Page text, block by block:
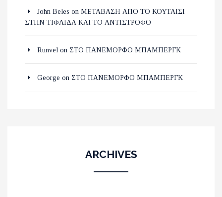
John Beles on ΜΕΤΑΒΑΣΗ ΑΠΟ ΤΟ ΚΟΥΤΑΙΣΙ
ΣΤΗΝ ΤΙΦΛΙΔΑ ΚΑΙ ΤΟ ΑΝΤΙΣΤΡΟΦΟ
Runvel on ΣΤΟ ΠΑΝΕΜΟΡΦΟ ΜΠΑΜΠΕΡΓΚ
George on ΣΤΟ ΠΑΝΕΜΟΡΦΟ ΜΠΑΜΠΕΡΓΚ
ARCHIVES